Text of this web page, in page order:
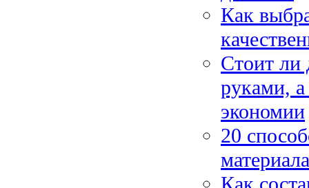
Как
Стоит ли
руками, а
экономии
20